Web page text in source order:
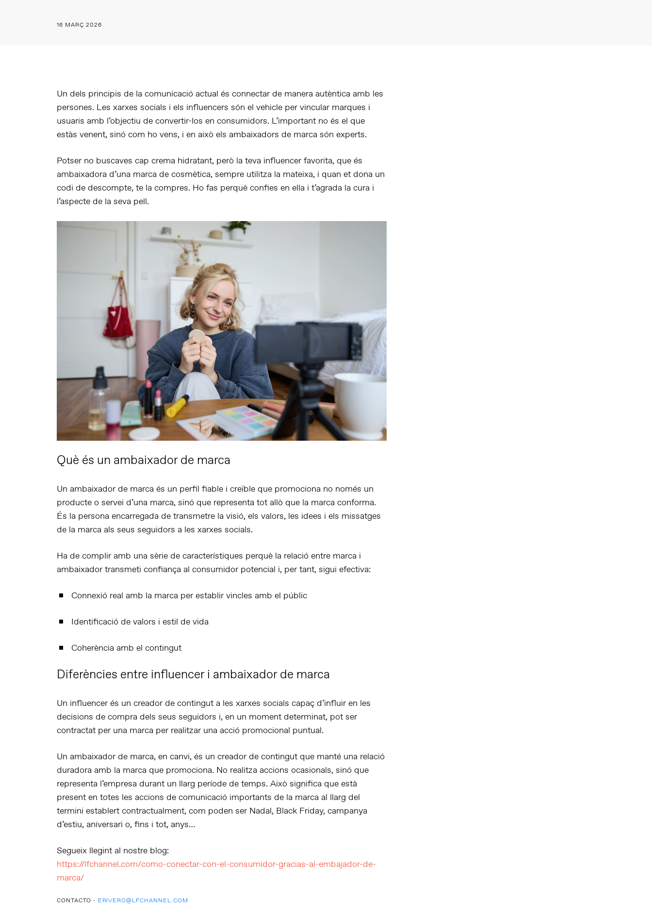
16 MARÇ 2026
Un dels principis de la comunicació actual és connectar de manera autèntica amb les
persones. Les xarxes socials i els influencers són el vehicle per vincular marques i
usuaris amb l’objectiu de convertir-los en consumidors. L’important no és el que
estàs venent, sinó com ho vens, i en això els ambaixadors de marca són experts.
Potser no buscaves cap crema hidratant, però la teva influencer favorita, que és
ambaixadora d’una marca de cosmètica, sempre utilitza la mateixa, i quan et dona un
codi de descompte, te la compres. Ho fas perquè confies en ella i t’agrada la cura i
l’aspecte de la seva pell.
Què és un ambaixador de marca
Un ambaixador de marca és un perfil fiable i creïble que promociona no només un
producte o servei d’una marca, sinó que representa tot allò que la marca conforma.
És la persona encarregada de transmetre la visió, els valors, les idees i els missatges
de la marca als seus seguidors a les xarxes socials.
Ha de complir amb una sèrie de característiques perquè la relació entre marca i
ambaixadortransmeti confiança al consumidor potencial i, per tant, sigui efectiva:
Connexió real amb la marca per establir vincles amb el públic
Identificació de valors i estil de vida
Coherència amb el contingut
Diferències entre influencer i ambaixador de marca
Un influencerés un creador de contingut a les xarxes socials capaç d’influir en les
decisions de compra dels seus seguidors i, en un moment determinat, pot ser
contractat per una marca per realitzar una acció promocional puntual.
Un ambaixador de marca, en canvi, és un creador de contingut que manté una relació
duradora amb la marca que promociona. No realitza accions ocasionals, sinó que
representa l’empresa durant un llarg període de temps. Això significa que està
present en totes les accions de comunicació importants de la marca al llarg del
termini establert contractualment, com poden ser Nadal, Black Friday, campanya
d’estiu, aniversari o, fins i tot, anys…
Segueix llegint al nostre blog:
https://lfchannel.com/como-conectar-con-el-consumidor-gracias-al-embajador-de-
marca/
CONTACTO - ERIVERO@LFCHANNEL.COM